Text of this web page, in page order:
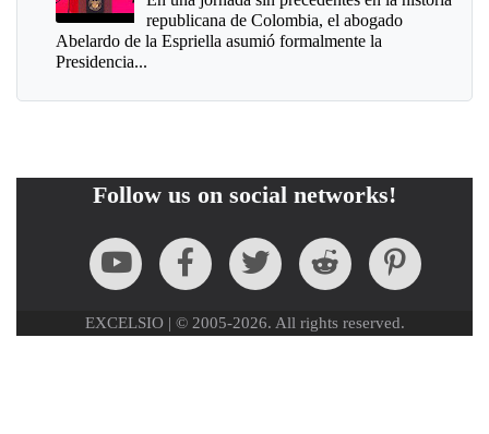
republicana de Colombia, el abogado
Abelardo de la Espriella asumió formalmente la
Presidencia...
Follow us on social networks!
EXCELSIO | © 2005-2026. All rights reserved.